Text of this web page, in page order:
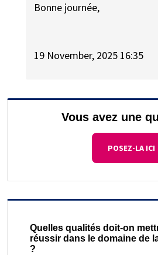
Bonne journée,
19 November, 2025 16:35
Vous avez une
POSEZ-LA ICI
Quelles qualités doit-on
réussir dans le domaine de
?